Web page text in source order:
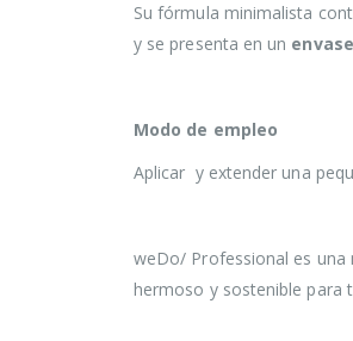
Su fórmula minimalista
y se presenta en un
Modo de empleo
Aplicar y extender una
weDo/ Professional es una
hermoso y sostenible para